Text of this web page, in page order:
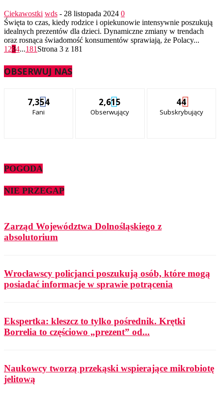
Ciekawostki wds - 28 listopada 2024 0
Święta to czas, kiedy rodzice i opiekunowie intensywnie poszukują
idealnych prezentów dla dzieci. Dynamiczne zmiany w trendach
oraz rosnąca świadomość konsumentów sprawiają, że Polacy...
1 234...181 Strona 3 z 181
OBSERWUJ NAS
7,354
Fani
2,615
Obserwujący
44
Subskrybujący
POGODA
NIE PRZEGAP
Zarząd Województwa Dolnośląskiego z
absolutorium
Wrocławscy policjanci poszukują osób, które mogą
posiadać informacje w sprawie potrącenia
Ekspertka: kleszcz to tylko pośrednik. Krętki
Borrelia to częściowo „prezent” od...
Naukowcy tworzą przekąski wspierające mikrobiotę
jelitową